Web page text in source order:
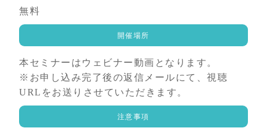
無料
開催場所
本セミナーはウェビナー動画となります。
※お申し込み完了後の返信メールにて、視聴
URLをお送りさせていただきます。
注意事項